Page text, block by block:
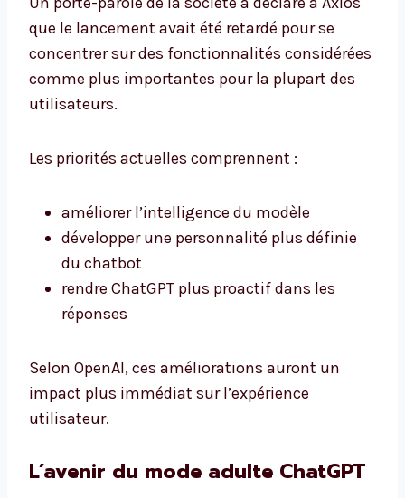
que le lancement avait été retardé pour se
concentrer sur des fonctionnalités considérées
comme plus importantes pour la plupart des
utilisateurs.
Les priorités actuelles comprennent :
améliorer l’intelligence du modèle
développer une personnalité plus définie
du chatbot
rendre ChatGPT plus proactif dans les
réponses
Selon OpenAI, ces améliorations auront un
impact plus immédiat sur l’expérience
utilisateur.
L’avenir du mode adulte ChatGPT